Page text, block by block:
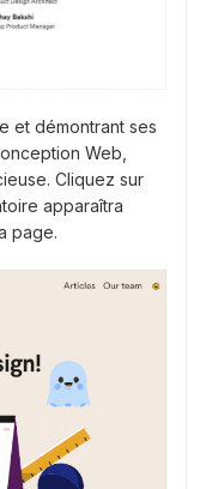
et démontrant ses
Web,
Cliquez sur
apparaîtra
page.